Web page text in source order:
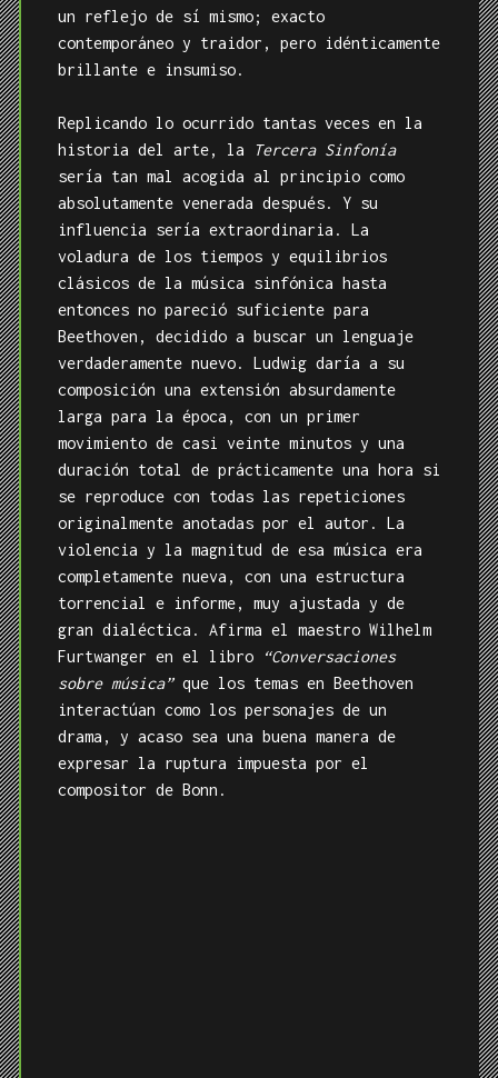
un reflejo de sí mismo; exacto
contemporáneo y traidor, pero idénticamente
brillante e insumiso.
Replicando lo ocurrido tantas veces en la
historia del arte, la
Tercera Sinfonía
sería tan mal acogida al principio como
absolutamente venerada después. Y su
influencia sería extraordinaria. La
voladura de los tiempos y equilibrios
clásicos de la música sinfónica hasta
entonces no pareció suficiente para
Beethoven, decidido a buscar un lenguaje
verdaderamente nuevo. Ludwig daría a su
composición una extensión absurdamente
larga para la época, con un primer
movimiento de casi veinte minutos y una
duración total de prácticamente una hora si
se reproduce con todas las repeticiones
originalmente anotadas por el autor. La
violencia y la magnitud de esa música era
completamente nueva, con una estructura
torrencial e informe, muy ajustada y de
gran dialéctica. Afirma el maestro Wilhelm
Furtwanger en el libro
“Conversaciones
sobre música”que los temas en Beethoven
interactúan como los personajes de un
drama, y acaso sea una buena manera de
expresar la ruptura impuesta por el